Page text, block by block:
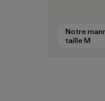
Notre
taille M